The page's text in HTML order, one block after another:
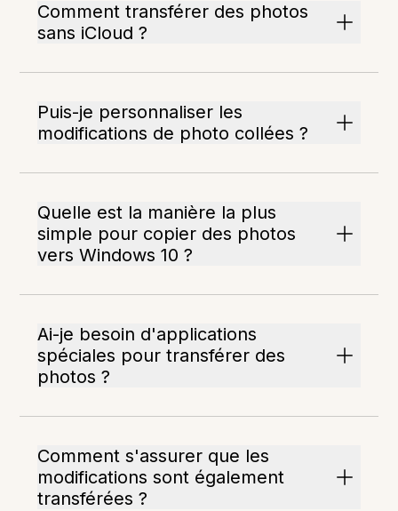
Comment transférer des photos
sans iCloud ?
Puis-je personnaliser les
modifications de photo collées ?
Quelle est la manière la plus
simple pour copier des photos
vers Windows 10 ?
Ai-je besoin d'applications
spéciales pour transférer des
photos ?
Comment s'assurer que les
modifications sont également
transférées ?